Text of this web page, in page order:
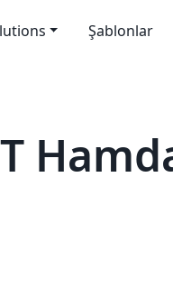
Şablonlar